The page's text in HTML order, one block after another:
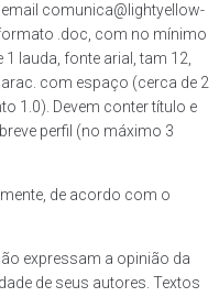
comunica@lightyellow-
.doc, com no mínimo
lauda, fonte arial, tam 12,
com espaço (cerca de 2
1.0). Devem conter título e
perfil (no máximo 3
de acordo com o
expressam a opinião da
de seus autores. Textos